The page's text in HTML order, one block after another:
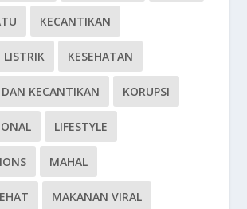
KECANTIKAN
LISTRIK KESEHATAN
KECANTIKAN KORUPSI
LIFESTYLE
MAHAL
MAKANAN VIRAL